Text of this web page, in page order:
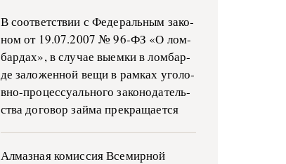
В со­о­т­вет­ствии с Фе­де­раль­ным за­ко­
ном от 19.07.2007 № 96-ФЗ «О ло­м­
бар­дах», в слу­чае вы­е­м­ки в ло­м­бар­
де за­ло­жен­ной ве­щи в ра­м­ках уго­ло­
в­но-­про­цес­су­аль­но­го за­ко­но­да­тель­
ства до­го­вор зай­ма пре­кра­ща­ет­ся
Алмазная комиссия Всемирной